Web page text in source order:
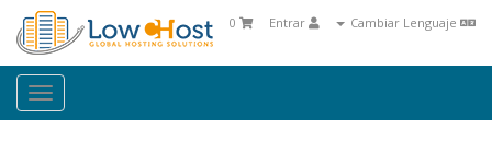
0